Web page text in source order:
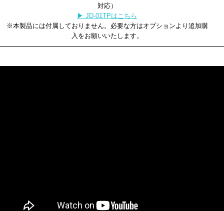
対応）
▶ JD-01TPはこちら
※本製品には付属しておりません。必要な方はオプションより追加購
入をお願いいたします。